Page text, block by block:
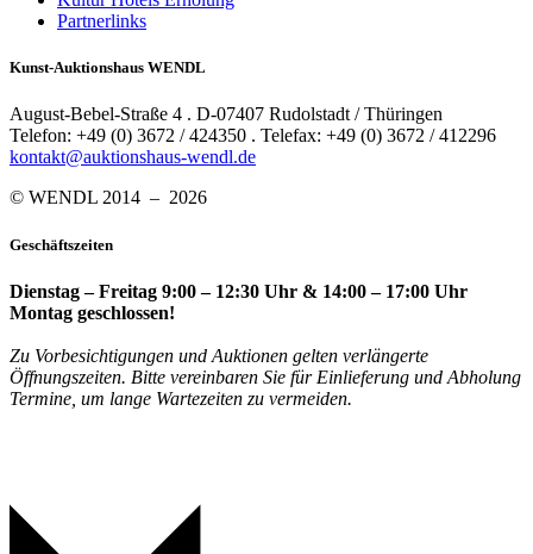
Partnerlinks
Kunst-Auktionshaus WENDL
August-Bebel-Straße 4 . D-07407 Rudolstadt / Thüringen
Telefon: +49 (0) 3672 / 424350 . Telefax: +49 (0) 3672 / 412296
kontakt@auktionshaus-wendl.de
© WENDL 2014 – 2026
Geschäftszeiten
Dienstag – Freitag 9:00 – 12:30 Uhr & 14:00 – 17:00 Uhr
Montag geschlossen!
Zu Vorbesichtigungen und Auktionen gelten verlängerte
Öffnungszeiten. Bitte vereinbaren Sie für Einlieferung und Abholung
Termine, um lange Wartezeiten zu vermeiden.